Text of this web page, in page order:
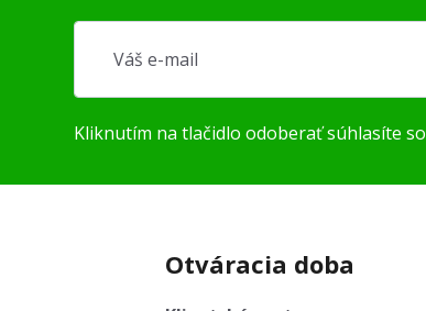
Kliknutím na tlačidlo odoberať súhlasíte so
Otváracia doba